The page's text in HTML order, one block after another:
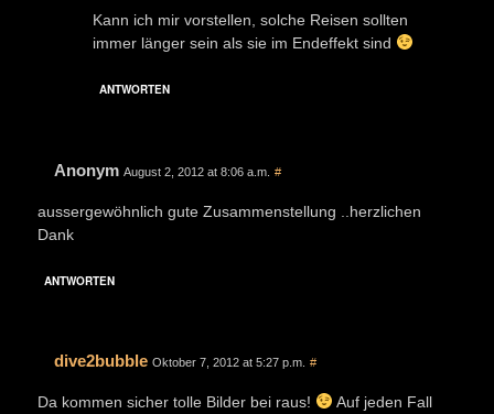
Kann ich mir vorstellen, solche Reisen sollten
immer länger sein als sie im Endeffekt sind
ANTWORTEN
Anonym August 2, 2012 at 8:06 a.m. #
aussergewöhnlich gute Zusammenstellung ..herzlichen
Dank
ANTWORTEN
dive2bubble Oktober 7, 2012 at 5:27 p.m. #
Da kommen sicher tolle Bilder bei raus!
Auf jeden Fall